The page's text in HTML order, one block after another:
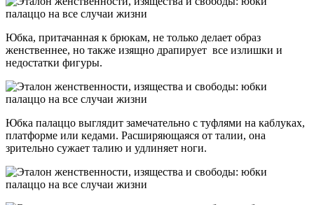
Юбка, притачанная к брюкам, не только делает образ
женственнее, но также изящно драпирует все излишки и
недостатки фигуры.
Юбка палаццо выглядит замечательно с туфлями на каблуках,
платформе или кедами. Расширяющаяся от талии, она
зрительно сужает талию и удлиняет ноги.